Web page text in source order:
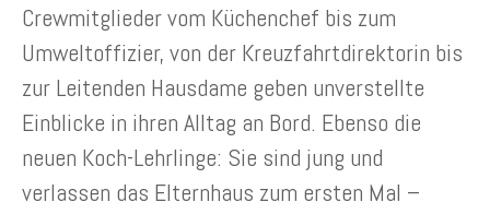
Crewmitglieder vom Küchenchef bis zum
Umweltoffizier, von der Kreuzfahrtdirektorin bis
zur Leitenden Hausdame geben unverstellte
Einblicke in ihren Alltag an Bord. Ebenso die
neuen Koch-Lehrlinge: Sie sind jung und
verlassen das Elternhaus zum ersten Mal –